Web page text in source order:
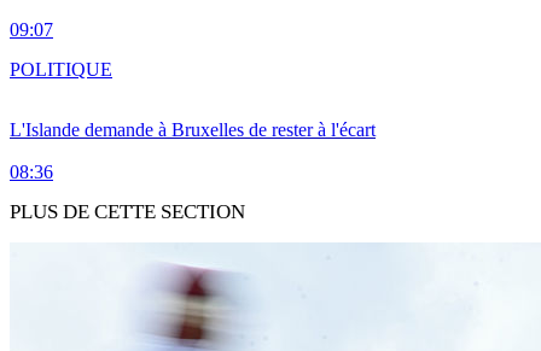
09:07
L'Islande demande à Bruxelles de rester à l'écart
08:36
POLITIQUE
PLUS DE CETTE SECTION